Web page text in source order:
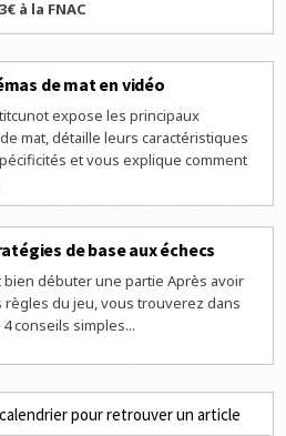
à la FNAC
de mat en vidéo
expose les principaux
mat, détaille leurs caractéristiques
et vous explique comment
de base aux échecs
bien débuter une partie Après avoir
règles du jeu, vous trouverez dans
conseils simples...
pour retrouver un article